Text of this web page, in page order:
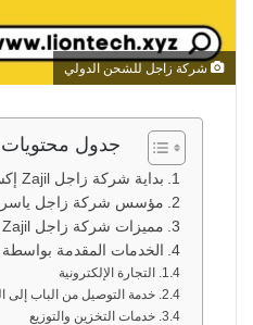
شركة زاجل للشحن الدولي
جدول محتويات
بداية شركة زاجل Zajil إكسبريس للشحن
مؤسس شركة زاجل ياسر
مميزات شركة زاجل Zajil إكسبريس للشحن
الخدمات المقدمة
التجارة الإلكترونية
خدمة التوصيل من الباب إلى
خدمات التخزين والتوزيع